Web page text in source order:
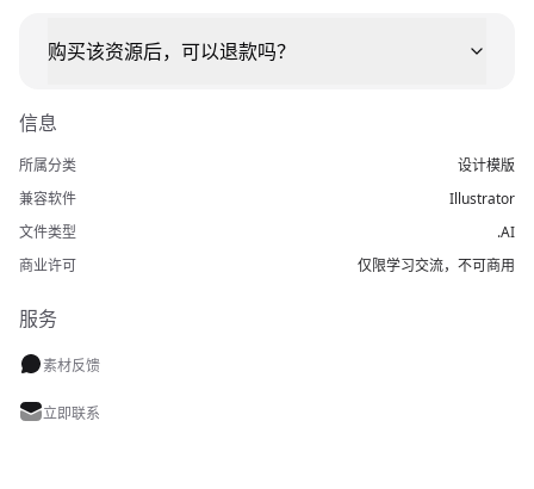
购买该资源后，可以退款吗？
信息
所属分类
设计模版
兼容软件
Illustrator
文件类型
.AI
商业许可
仅限学习交流，不可商用
服务
素材反馈
立即联系